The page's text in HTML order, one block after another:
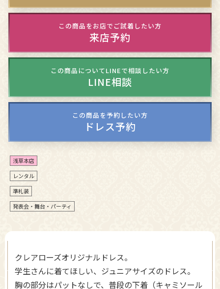
この商品をお店でご試着したい方
来店予約
この商品についてLINEで相談したい方
LINE相談
この商品を予約したい方
ドレス予約
浅草本店
レンタル
準礼装
発表会・舞台・パーティ
クレアローズオリジナルドレス。
学生さんに着てほしい、ジュニアサイズのドレス。
胸の部分はパットなしで、普段の下着（キャミソール